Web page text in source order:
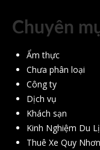
Chuyên
Ẩm thực
Chưa phân loại
Công ty
Dịch vụ
Khách sạn
Kinh Nghiệm Du
Thuê Xe Quy Nhơn